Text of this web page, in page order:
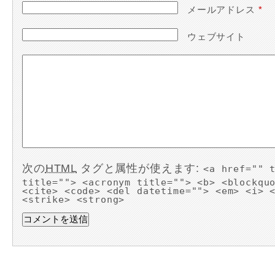
メールアドレス*
ウェブサイト
次のHTMLタグと属性が使えます:<a href=""
title=""> <acronym title=""> <b>
<cite> <code> <del datetime=""> <em> <i>
<strike> <strong>